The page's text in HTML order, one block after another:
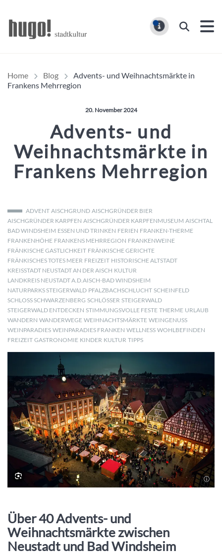
Suchen
Home Blog
Advents- und Weihnachtsmärkte in
Frankens Mehrregion
Veröffentlicht am:
20. November 2024
Advents- und
Weihnachtsmärkte in
Frankens Mehrregion
ADVENT AISCHGRUND AISCHGRÜNDER BIER
AISCHGRÜNDER KARPFEN AISCHGRÜNDER KARPFENMUSEUM AISCHTAL
BAD WINDSHEIM ESSEN UND TRINKEN FERIEN FRANKEN-THERME
FRANKENHÖHE FRANKENS MEHRREGION FRANKENWEINE
FRÄNKISCHE GASTLICHKEIT FRÄNKISCHE GERICHTE
FRÄNKISCHES TOTES MEER FREIZEIT HISTORISCHE ALTSTADT
KREISSTADT NEUSTADT AN DER AISCH KULTUR
LANDKREIS NEUSTADT A.D.AISCH-BAD WINDSHEIM
NATURPARKS STEIGERWALD PFALZBACHSCHLUCHT SCHEINFELD
SCHLOSS SCHWARZENBERG SCHLÖSSER STEIGERWALD
STEIGERWALD ENTDECKEN STIMMUNGSVOLLE FESTE THERME URLAUB
WANDERN WANDERWEGE WEIHNACHTSMÄRKTE WEINGENUSS
WEINPARADIES WEINPARADIES FRANKEN WELLNESS WOHLBEFINDEN
FREIZEIT GASTRONOMIE KINDER KULTUR TIPPS
Über 40 Advents- und
Weihnachtsmärkte zwischen
Neustadt und Bad Windsheim